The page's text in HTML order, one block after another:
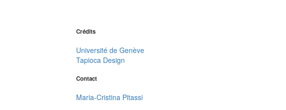
Crédits
Université de Genève
Tapioca Design
Contact
Maria-Cristina Pitassi